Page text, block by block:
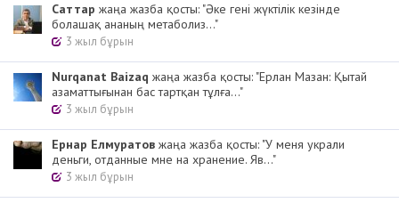
Cаттар жаңа жазба қосты: "Әке гені жүктілік кезінде
болашақ ананың метаболиз..."
3 жыл бұрын
Nurqanat Baizaq жаңа жазба қосты: "Ерлан Мазан: Қытай
азаматтығынан бас тартқан тұлға..."
3 жыл бұрын
Ернар Елмуратов жаңа жазба қосты: "У меня украли
деньги, отданные мне на хранение. Яв..."
3 жыл бұрын